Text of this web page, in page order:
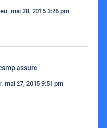
mai 28, 2015 3:26 pm
assure
mai 27, 2015 9:51 pm